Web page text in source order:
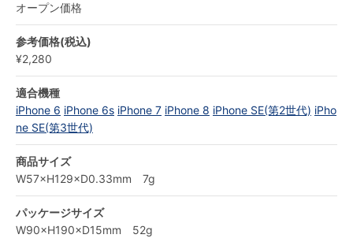
オープン価格
参考価格(税込)
¥2,280
適合機種
iPhone 6 iPhone 6s iPhone 7 iPhone 8 iPhone SE(第2世代) iPho
ne SE(第3世代)
商品サイズ
W57×H129×D0.33mm 7g
パッケージサイズ
W90×H190×D15mm 52g